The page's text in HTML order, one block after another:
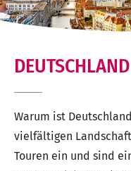
DEUTSCHLAND
Warum ist
vielfältigen
Touren ein und sind